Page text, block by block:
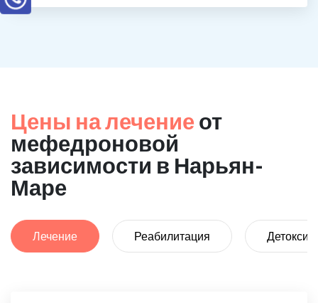
Цены на лечение от
мефедроновой
зависимости в Нарьян-
Маре
Лечение Реабилитация